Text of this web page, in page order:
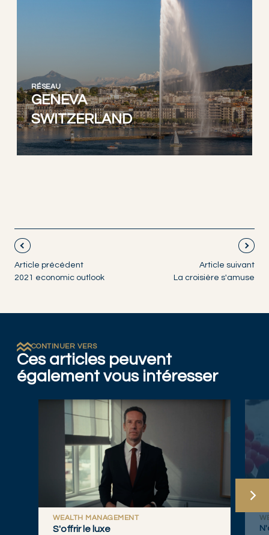
RÉSEAU
GENEVA
SWITZERLAND
Article précédent
2021 economic outlook
Article suivant
La croisière s'amuse
CONTINUER VERS
Ces articles peuvent
également vous intéresser
WEALTH MANAGEMENT
S'offrir le luxe